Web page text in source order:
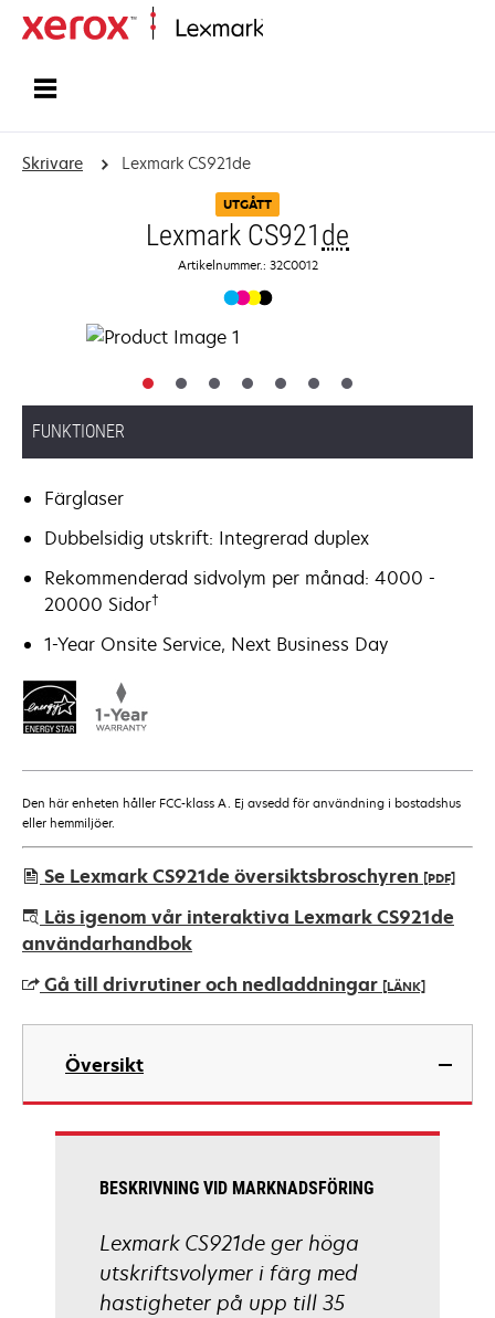
Skrivare Lexmark CS921de
UTGÅTT
Lexmark CS921 de
Artikelnummer.: 32C0012
FUNKTIONER
Färglaser
Dubbelsidig utskrift: Integrerad duplex
Rekommenderad sidvolym per månad: 4000 -
20000 Sidor†
1-Year Onsite Service, Next Business Day
Den här enheten håller FCC-klass A. Ej avsedd för användning i bostadshus
eller hemmiljöer.
Se Lexmark CS921de översiktsbroschyren [PDF]
opens
in
new
tab
Läs igenom vår interaktiva Lexmark CS921de
användarhandbok
Gå till drivrutiner och nedladdningar [LÄNK]
opens
new
Översikt
BESKRIVNING VID MARKNADSFÖRING
Lexmark CS921de ger höga
utskriftsvolymer i färg med
hastigheter på upp till 35